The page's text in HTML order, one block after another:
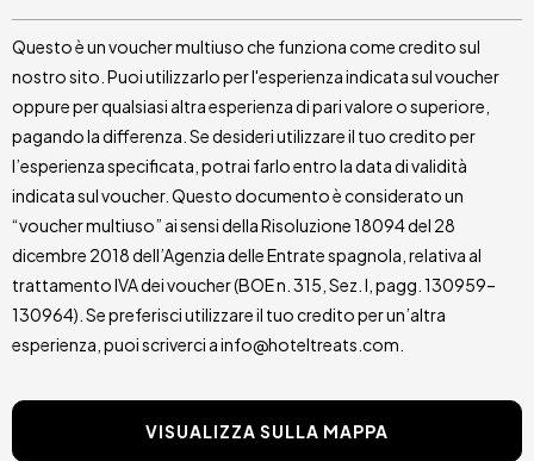
Questo è un voucher multiuso che funziona come credito sul
nostro sito. Puoi utilizzarlo per l'esperienza indicata sul voucher
oppure per qualsiasi altra esperienza di pari valore o superiore,
pagando la differenza. Se desideri utilizzare il tuo credito per
l’esperienza specificata, potrai farlo entro la data di validità
indicata sul voucher. Questo documento è considerato un
“voucher multiuso” ai sensi della Risoluzione 18094 del 28
dicembre 2018 dell’Agenzia delle Entrate spagnola, relativa al
trattamento IVA dei voucher (BOE n. 315, Sez. I, pagg. 130959–
130964). Se preferisci utilizzare il tuo credito per un’altra
esperienza, puoi scriverci a info@hoteltreats.com.
VISUALIZZA SULLA MAPPA